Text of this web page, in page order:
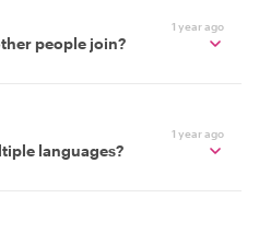
1 year ago
people join?
1 year ago
languages?